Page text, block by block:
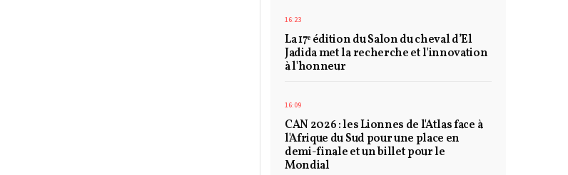
16:23
La 17ᵉ édition du Salon du cheval d’El
Jadida met la recherche et l'innovation
à l'honneur
16:09
CAN 2026 : les Lionnes de l'Atlas face à
l'Afrique du Sud pour une place en
demi-finale et un billet pour le
Mondial